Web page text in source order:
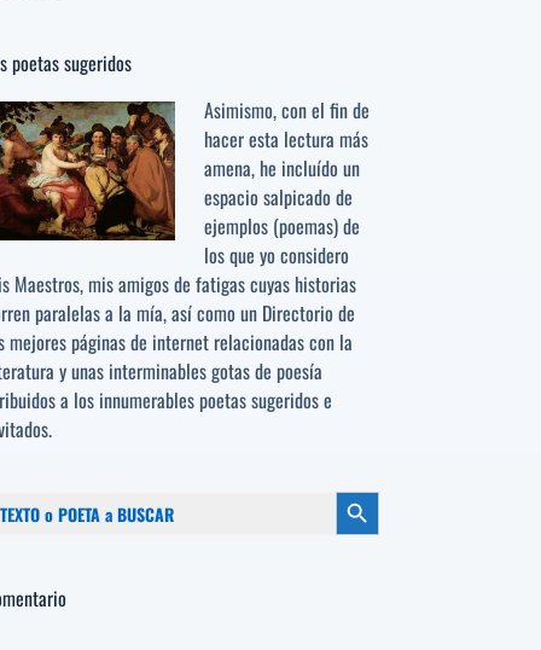
poetas sugeridos
Asimismo, con el fin de
hacer esta lectura más
amena, he incluído un
espacio salpicado de
ejemplos (poemas) de
los que yo considero
Maestros, mis amigos de fatigas cuyas historias
paralelas a la mía, así como un Directorio de
mejores páginas de internet relacionadas con la
y unas interminables gotas de poesía
a los innumerables poetas sugeridose
Botón de búsqueda